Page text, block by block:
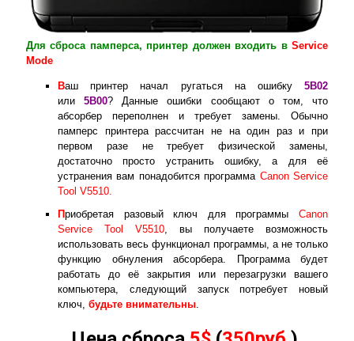
Для сброса памперса, принтер должен входить в Service
Mode
Ваш принтер начал ругаться на ошибку 5B02
или5B00? Данные ошибки сообщают о том, что
абсорбер переполнен и требует замены. Обычно
памперс принтера рассчитан не на один раз и при
первом разе не требует физической замены,
достаточно просто устранить ошибку, а для её
устранения вам понадобится программа Canon Service
Tool V5510.
Приобретая разовый ключ для программы Canon
Service Tool V5510 , вы получаете возможность
использовать весь функционал программы, а не только
функцию обнуления абсорбера. Программа будет
работать до её закрытия или перезагрузки вашего
компьютера, следующий запуск потребует новый
ключ, будьте внимательны